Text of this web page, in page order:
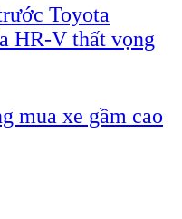
Toyota
HR-V thất vọng
mua xe gầm cao